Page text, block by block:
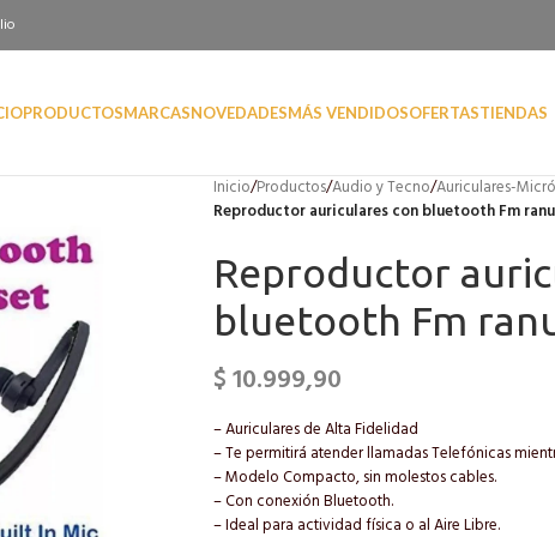
PRODUCTOSMARCASNOVEDADESMÁS VENDIDOSOFERTASTIENDAS
Inicio/Productos/Audio y Tecno/Auriculares-
Reproductor auriculares con bluetooth Fm
Reproductor
bluetooth Fm
$10.999,90
– Auriculares de Alta Fidelidad
– Te permitirá atender llamadas Telefónicas
– Modelo Compacto, sin molestos cables.
– Con conexión Bluetooth.
– Ideal para actividad física o al Aire Libre.